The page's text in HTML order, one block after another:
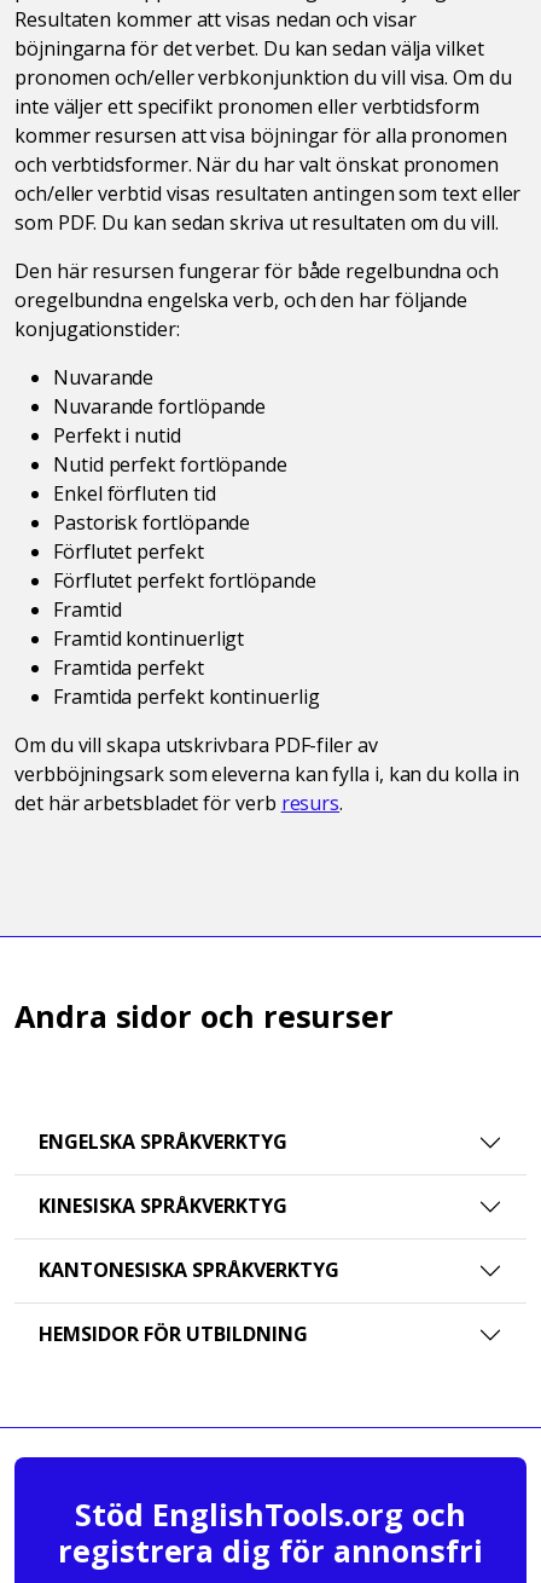
Resultaten kommer att visas nedan och visar
böjningarna för det verbet. Du kan sedan välja vilket
pronomen och/eller verbkonjunktion du vill visa. Om du
inte väljer ett specifikt pronomen eller verbtidsform
kommer resursen att visa böjningar för alla pronomen
och verbtidsformer. När du har valt önskat pronomen
och/eller verbtid visas resultaten antingen som text eller
som PDF. Du kan sedan skriva ut resultaten om du vill.
Den här resursen fungerar för både regelbundna och
oregelbundna engelska verb, och den har följande
konjugationstider:
Nuvarande
Nuvarande fortlöpande
Perfekt i nutid
Nutid perfekt fortlöpande
Enkel förfluten tid
Pastorisk fortlöpande
Förflutet perfekt
Förflutet perfekt fortlöpande
Framtid
Framtid kontinuerligt
Framtida perfekt
Framtida perfekt kontinuerlig
Om du vill skapa utskrivbara PDF-filer av
verbböjningsark som eleverna kan fylla i, kan du kolla in
det här arbetsbladet för verb resurs.
Andra sidor och resurser
ENGELSKA SPRÅKVERKTYG
KINESISKA SPRÅKVERKTYG
KANTONESISKA SPRÅKVERKTYG
HEMSIDOR FÖR UTBILDNING
Stöd EnglishTools.org och
registrera dig för annonsfri